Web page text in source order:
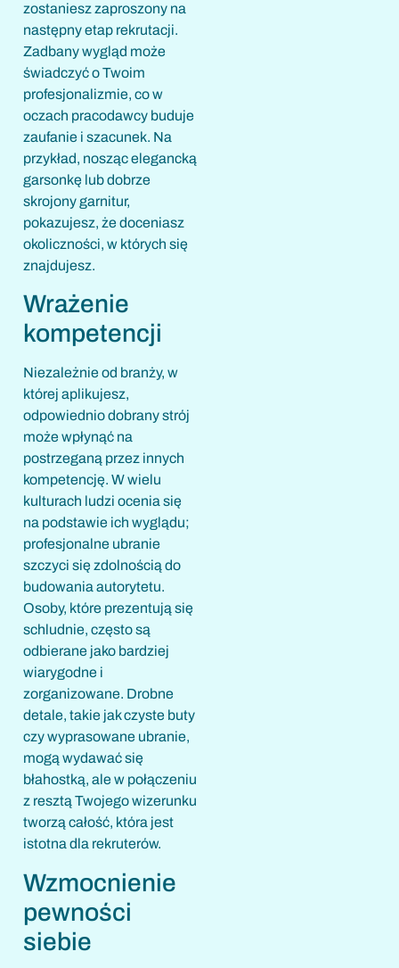
zostaniesz zaproszony na
następny etap rekrutacji.
Zadbany wygląd może
świadczyć o Twoim
profesjonalizmie, co w
oczach pracodawcy buduje
zaufanie i szacunek. Na
przykład, nosząc elegancką
garsonkę lub dobrze
skrojony garnitur,
pokazujesz, że doceniasz
okoliczności, w których się
znajdujesz.
Wrażenie
kompetencji
Niezależnie od branży, w
której aplikujesz,
odpowiednio dobrany strój
może wpłynąć na
postrzeganą przez innych
kompetencję. W wielu
kulturach ludzi ocenia się
na podstawie ich wyglądu;
profesjonalne ubranie
szczyci się zdolnością do
budowania autorytetu.
Osoby, które prezentują się
schludnie, często są
odbierane jako bardziej
wiarygodne i
zorganizowane. Drobne
detale, takie jak czyste buty
czy wyprasowane ubranie,
mogą wydawać się
błahostką, ale w połączeniu
z resztą Twojego wizerunku
tworzą całość, która jest
istotna dla rekruterów.
Wzmocnienie
pewności
siebie